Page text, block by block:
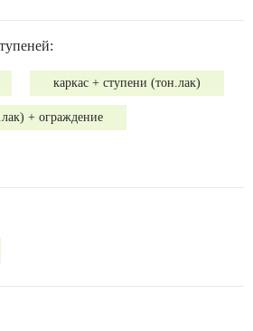
каркас + ступени (тон.лак)
+ ограждение